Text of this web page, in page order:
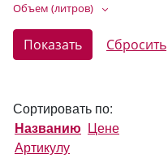
Объем (литров)
Сортировать по:
Названию Цене
Артикулу